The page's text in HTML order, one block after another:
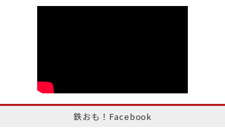
鉄おも！Facebook